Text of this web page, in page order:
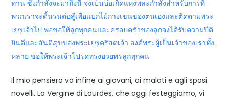
ทาน ซึ่งกำลังจะมาถึงนี้ จงเป็นบ่อเกิดแห่งพละกำลังสำหรับการที่
พวกเราจะดิ้นรนต่อสู้เพื่อแบกไม้กางเขนของตนเองและติดตามพระ
เยซูเจ้าไป พ่อขอให้ลูกทุกคนและครอบครัวของลูกจงได้รับความปีติ
ยินดีและสันติสุขของพระเยซูคริสตเจ้า องค์พระผู้เป็นเจ้าของเราทั้ง
หลาย ขอให้พระเจ้าโปรดทรงอวยพรลูกทุกคน
Il mio pensiero va infine ai giovani, ai malati e agli sposi
novelli. La Vergine di Lourdes, che oggi festeggiamo, vi